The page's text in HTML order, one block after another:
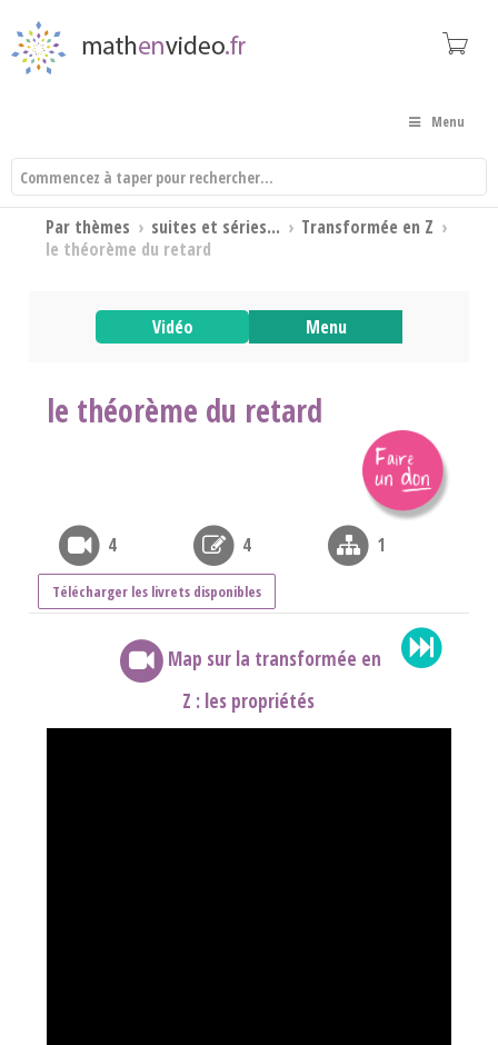
Menu
Par thèmes › suites et séries... › Transformée en Z ›
le théorème du retard
Vidéo Menu
le théorème du retard
4 4 1
Télécharger les livrets disponibles
Map sur la transformée en
Z : les propriétés